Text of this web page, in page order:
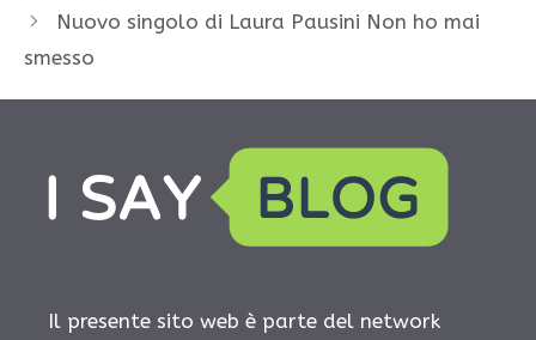
Nuovo singolo di Laura Pausini Non ho mai
smesso
Il presente sito web è parte del network